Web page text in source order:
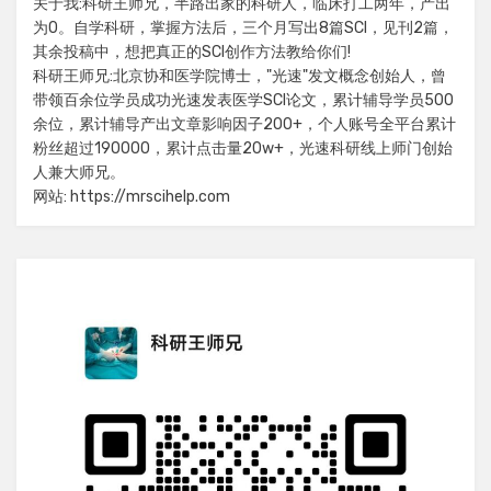
关于我:科研王师兄，半路出家的科研人，临床打工两年，产出
为0。自学科研，掌握方法后，三个月写出8篇SCI，见刊2篇，
其余投稿中，想把真正的SCI创作方法教给你们!
科研王师兄:北京协和医学院博士，"光速"发文概念创始人，曾
带领百余位学员成功光速发表医学SCI论文，累计辅导学员500
余位，累计辅导产出文章影响因子200+，个人账号全平台累计
粉丝超过190000，累计点击量20w+，光速科研线上师门创始
人兼大师兄。
网站: https://mrscihelp.com